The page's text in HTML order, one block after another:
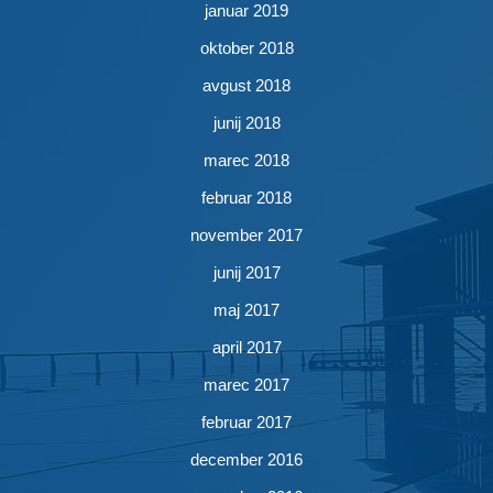
januar 2019
oktober 2018
avgust 2018
junij 2018
marec 2018
februar 2018
november 2017
junij 2017
maj 2017
april 2017
marec 2017
februar 2017
december 2016